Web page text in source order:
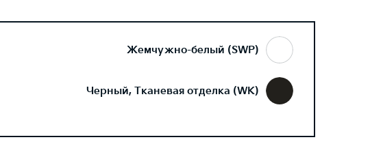
Жемчужно-белый (SWP)
Черный, Тканевая отделка (WK)